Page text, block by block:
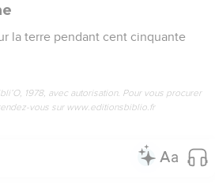
la terre pendant cent cinquante
1978, avec autorisation. Pour vous procurer
vous sur www.editionsbiblio.fr